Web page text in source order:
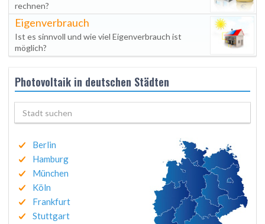
rechnen?
Eigenverbrauch
Ist es sinnvoll und wie viel Eigenverbrauch ist
möglich?
Photovoltaik in deutschen Städten
Berlin
Hamburg
München
Köln
Frankfurt
Stuttgart